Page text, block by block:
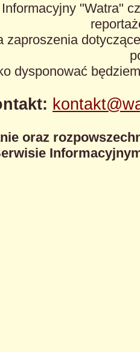
"Watra"
zaproszenia
dysponować
oraz